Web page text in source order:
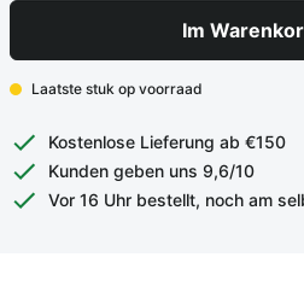
Im
Laatste stuk op voorraad
Kostenlose Lieferung ab €150
Kunden geben uns 9,6/10
Vor 16 Uhr bestellt, noch am